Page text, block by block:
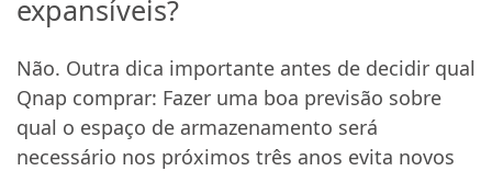
expansíveis?
Não. Outra dica importante antes de decidir qual
Qnap comprar: Fazer uma boa previsão sobre
qual o espaço de armazenamento será
necessário nos próximos três anos evita novos